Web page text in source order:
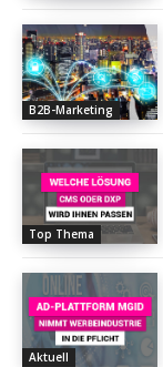
B2B-Marketing
Top Thema
Aktuell